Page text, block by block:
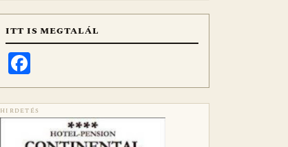
ITT IS MEGTALÁL
HIRDETÉS